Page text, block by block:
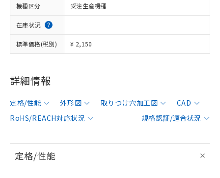
機種区分 受注生産機種
在庫状況
標準価格(税別) ¥ 2,150
詳細情報
定格/性能 外形図 取りつけ穴加工図
CAD
RoHS/REACH対応状況
規格認証/適合状況
定格/性能